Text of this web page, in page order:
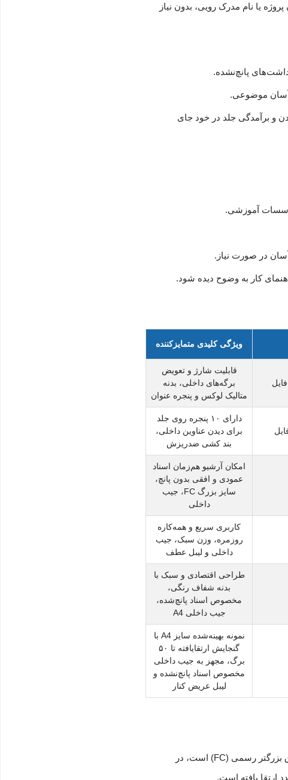
یا نام مدرک رویی، بدون نیاز
پانچ‌نشده.
آسان موضوعی.
را بدون دفرمه شدن و برآمدگی جلد در خود جای
آموزشی.
در صورت نیاز.
کار به وضوح دیده شود.
ویژگی کلیدی متمایزکننده
قابلیت شارژ و تعویض
برگه‌های داخلی، بدنه
متالیک لوکس و پنجره عنوان
دارای ۱۰ پنجره روی جلد
برای دیدن عناوین داخلی،
بند کشی ضدریزش
امکان آرشیو هم‌زمان اسناد
عمودی و افقی بدون پانچ،
سایز بزرگ FC، جیب
داخلی
کاربری سریع و همه‌کاره
روزمره، وزن سبک، جیب
داخلی و لیبل عطف
طراحی اقتصادی و سبک با
بدنه شفاف رنگی،
مخصوص اسناد پانچ‌شده،
جیب داخلی A4
نمونه بهینه‌شده سایز A4 با
گنجایش ارتقایافته تا ۵۰
برگ، مجهز به جیب داخلی
مخصوص اسناد پانچ‌نشده و
لیبل عریض کنار
تفاوت اصلی این دو مدل در اندازه و ابعاد فیزیکی آن‌هاست. مدل FC-110 مناسب اوراق بزرگتر رسمی (FC) است، در